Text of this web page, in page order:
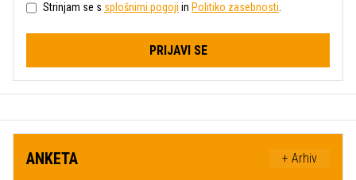
Strinjam se s splošnimi pogoji in Politiko zasebnosti.
PRIJAVI SE
ANKETA + Arhiv